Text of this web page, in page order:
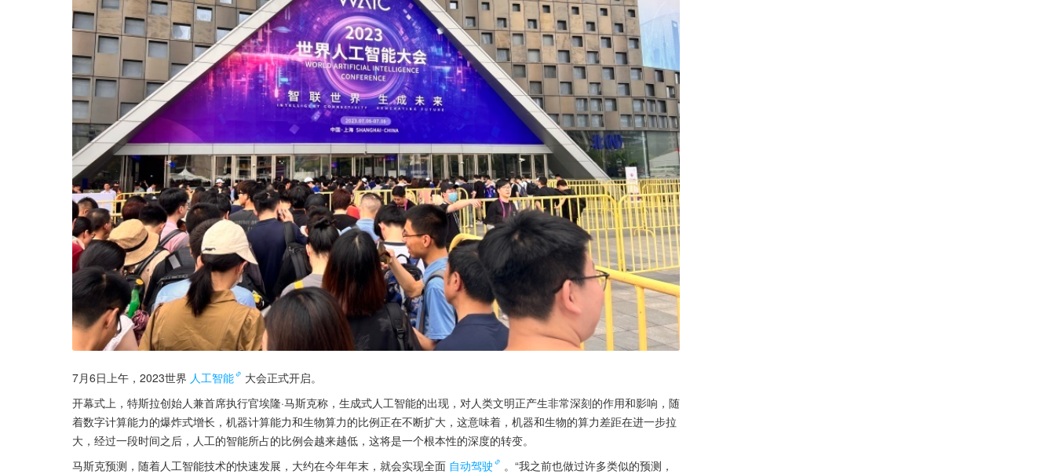
7月6日上午，2023世界 人工智能
大会正式开启。
开幕式上，特斯拉创始人兼首席执行官埃隆·马斯克称，生成式人工智能的出现，对人类文明正产生非常深刻的作用和影响，随
着数字计算能力的爆炸式增长，机器计算能力和生物算力的比例正在不断扩大，这意味着，机器和生物的算力差距在进一步拉
大，经过一段时间之后，人工的智能所占的比例会越来越低，这将是一个根本性的深度的转变。
马斯克预测，随着人工智能技术的快速发展，大约在今年年末，就会实现全面 自动驾驶
。“我之前也做过许多类似的预测，